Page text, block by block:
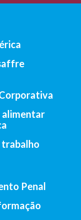
alimentar
trabalho
Penal